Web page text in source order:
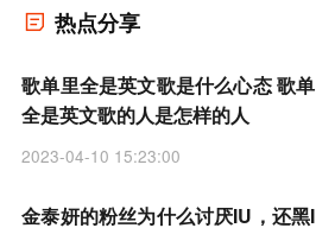
热点分享
歌单里全是英文歌是什么心态 歌单
全是英文歌的人是怎样的人
2023-04-10 15:23:00
金泰妍的粉丝为什么讨厌IU，还黑I